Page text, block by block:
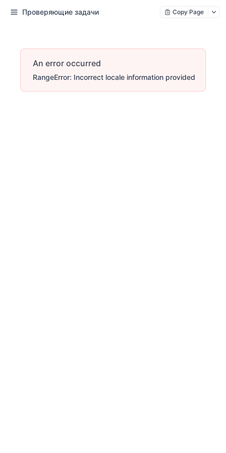
Проверяющие задачи Copy Page
An error occurred
RangeError: Incorrect locale information provided